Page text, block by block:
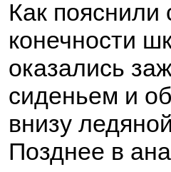
Как пояснили
конечности
оказались
сиденьем и
внизу
Позднее в